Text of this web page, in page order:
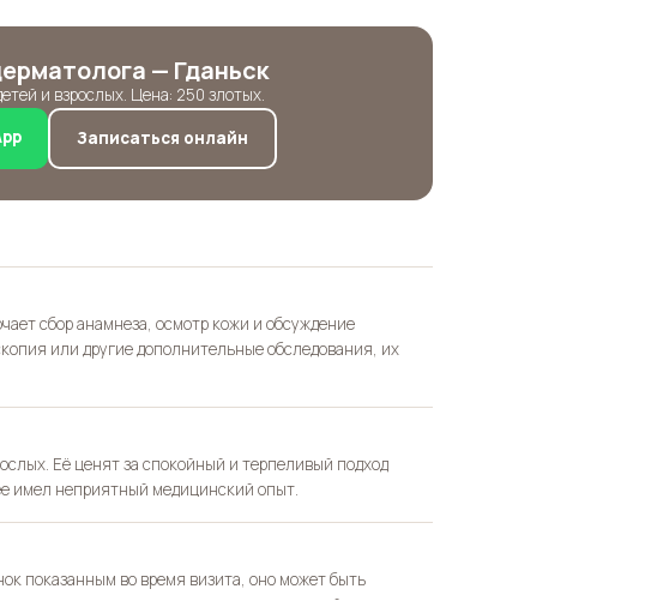
— Гданьск
и взрослых. Цена: 250 злотых.
Записаться онлайн
сбор анамнеза, осмотр кожи и обсуждение
или другие дополнительные обследования, их
Её ценят за спокойный и терпеливый подход
имел неприятный медицинский опыт.
показанным во время визита, оно может быть